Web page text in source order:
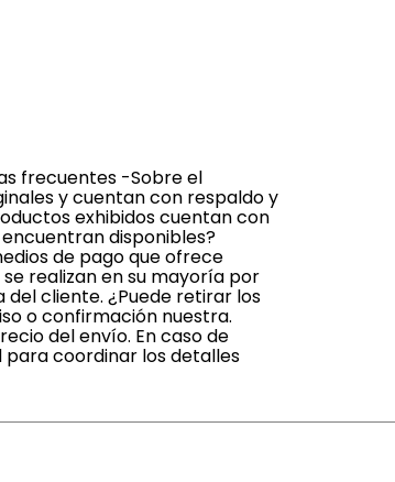
frecuentes -Sobre el
y cuentan con respaldo y
exhibidos cuentan con
disponibles?
de pago que ofrece
se realizan en su mayoría por
cliente. ¿Puede retirar los
o confirmación nuestra.
del envío. En caso de
coordinar los detalles